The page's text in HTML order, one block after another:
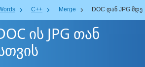
C++ Merge DOC დან JPG მდე
ის JPG თან